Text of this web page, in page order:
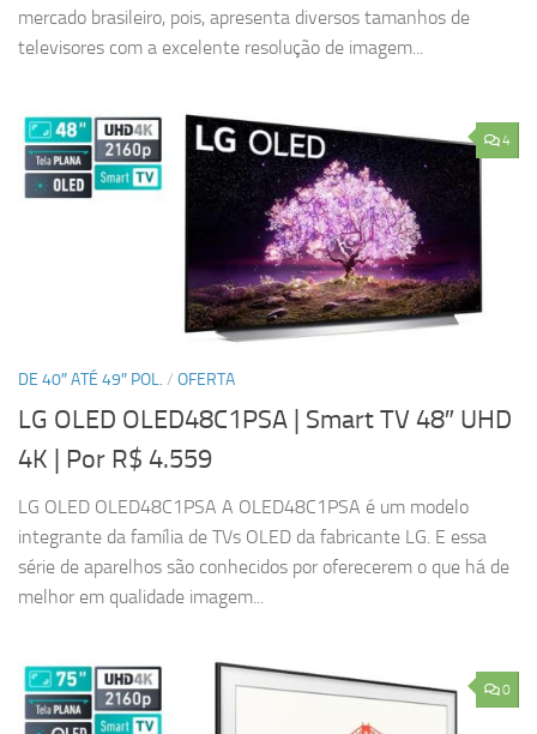
mercado brasileiro, pois, apresenta diversos tamanhos de
televisores com a excelente resolução de imagem...
4
DE 40″ ATÉ 49″ POL. / OFERTA
LG OLED OLED48C1PSA | Smart TV 48″ UHD
4K | Por R$ 4.559
LG OLED OLED48C1PSA A OLED48C1PSA é um modelo
integrante da família de TVs OLED da fabricante LG. E essa
série de aparelhos são conhecidos por oferecerem o que há de
melhor em qualidade imagem...
0